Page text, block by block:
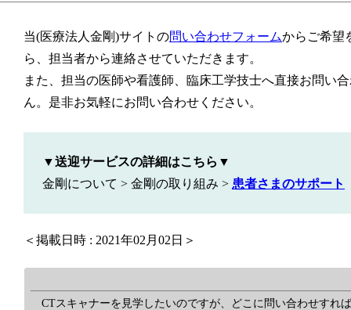
当(医療法人金剛)サイトの問い合わせフォームからご希望
ら、担当者から連絡させていただきます。
また、担当の医師や看護師、臨床工学技士へ直接お問い
ん。是非お気軽にお問い合わせください。
▼送迎サービスの詳細はこちら▼
金剛について > 金剛の取り組み > 患者さまのサポート
＜掲載日時 : 2021年02月02日＞
CTスキャナーを見学したいのですが、どこに問い合わせすれ